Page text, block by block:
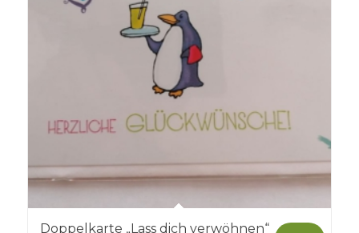
Doppelkarte „Lass dich verwöhnen“